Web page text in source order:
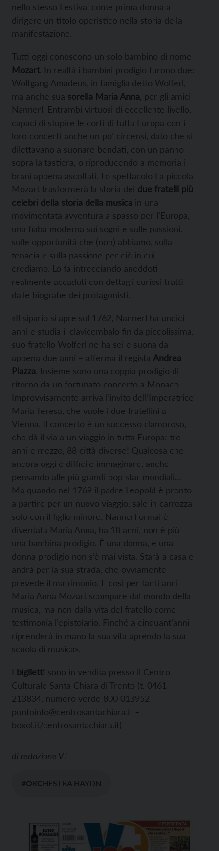
nello stesso Festival come prima donna a
dirigere un titolo operistico nella storia della
manifestazione.
Tutti oggi conoscono un solo bambino di nome
Mozart. In realtà i bambini prodigio furono due:
Wolfgang Amadeus, in famiglia detto Wolferl,
ma anche sua sorella Maria Anna , per gli amici
Nannerl. Entrambi virtuosi di eccellente livello,
capaci di stupire le corti di tutta Europa con i
loro concerti anche un po’ circensi, dato che si
dilettavano a suonare bendati, con un panno
sopra la tastiera, o riproducendo a memoria i
brani appena ascoltati. Lo spettacolo La piccola
Mozart trasformerà la storia dei due fratelli più
celebri della storia della musica in una
movimentata avventura a spasso per l’Europa,
una fiaba moderna sui sogni e sulle passioni,
sulle opportunità che (non) abbiamo, sulla
tenacia e sulla passione per ciò in cui
crediamo. Lo fa intrecciando aneddoti
realmente accaduti con dettagli curiosi tratti
dalle biografie dei protagonisti.
«Il sipario si apre sul 1762, Nannerl ha undici
anni e studia il clavicembalo fin da piccolissima,
suo fratello Wolferl ne ha sei e suona da
appena due anni – afferma il regista Andrea
Piazza. Insieme sono una coppia prodigio di
ritorno da un fortunato concerto a Monaco.
Improvvisamente arriva l’invito dell’Imperatrice
Maria Teresa, che vuole i due fratellini a
Vienna. Il concerto è un successo clamoroso,
che dà il via a un viaggio in tutta Europa: tre
anni e mezzo, 88 città diverse! Qualcosa che
ancora oggi è difficile immaginare, anche
pensando alle più grandi pop star mondiali…
Ma quando nel 1769 il padre Leopold è pronto
a partire per un nuovo viaggio, sale in carrozza
solo con il figlio minore. Nannerl ormai è
diventata Maria Anna, ha 18 anni, non è più
una bambina prodigio. È una donna, e una
donna prodigio non s’è mai vista. Starà a casa e
andrà per la sua strada, che ovviamente
prevede il matrimonio. E così per tanti anni
Maria Anna Mozart scompare dal mondo della
musica, ma non dalla vita del fratello come
testimonia l’epistolario. Finché a cinquant’anni
riprenderà in mano la sua vita aprendo la sua
scuola di musica».
I biglietti sono in vendita presso il Centro
Culturale Santa Chiara di Trento (t. 0461
213834, numero verde 800 013952 –
puntoinfo@centrosantachiara.it –
boxol.it/centrosantachiara.it)
di redazione VT
#ORCHESTRA HAYDN